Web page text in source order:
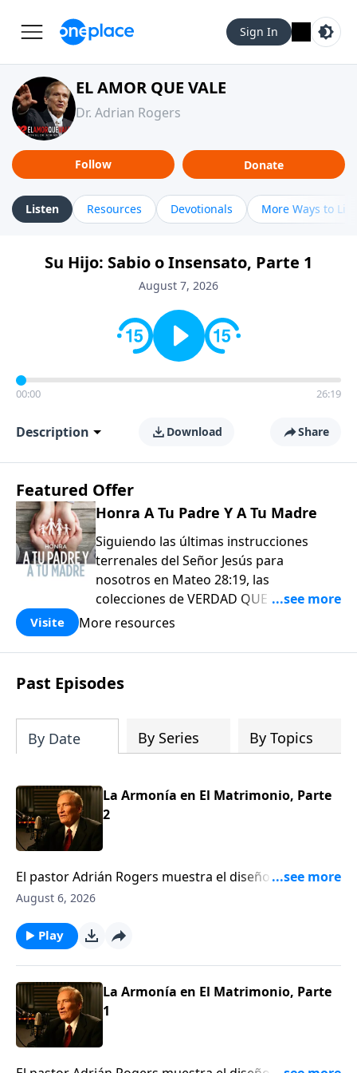
Sign In
EL AMOR QUE VALE
Dr. Adrian Rogers
Follow Donate
Listen Resources Devotionals More Ways to
Su Hijo: Sabio o Insensato, Parte 1
August 7, 2026
00:00 26:19
Description Download Share
Featured Offer
Honra A Tu Padre Y A Tu Madre
Siguiendo las últimas instrucciones
terrenales del Señor Jesús para
nosotros en Mateo 28:19, las
colecciones de VERDAD QUE VALE
COMPARTIR de EL AMOR QUE VALE
para usarse tanto en su crecimiento
personal como, aún más importante, en
su comisión de «Por tanto, vayan y
Visite More resources
Past Episodes
By Date By Series By Topics
La Armonía en El Matrimonio, Parte
2
El pastor Adrián Rogers muestra el diseño de Dios
para el matrimonio; las diferencias entre hombre y
las innegables diferencias emocionales y sicológicas,
el matrimonio puede ser un dúo, no un duelo. Dios
August 6, 2026
Play
La Armonía en El Matrimonio, Parte
1